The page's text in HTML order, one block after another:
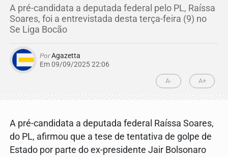
A pré-candidata a deputada federal pelo PL, Raíssa
Soares, foi a entrevistada desta terça-feira (9) no
Se Liga Bocão
PorAgazetta
Em 09/09/2025 22:06
A- A+
A pré-candidata a deputada federal Raíssa Soares,
do PL, afirmou que a tese de tentativa de golpe de
Estado por parte do ex-presidente Jair Bolsonaro